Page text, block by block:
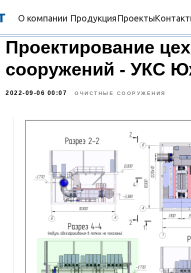
О компании Продукция Проекты
Проектирование
сооружений - УКС
2022-09-06 00:07 ОЧИСТНЫЕ СООРУЖЕНИЯ